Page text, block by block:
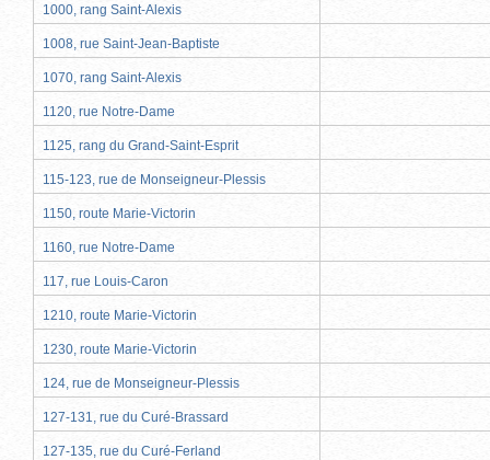
1000, rang Saint-Alexis
1008, rue Saint-Jean-Baptiste
1070, rang Saint-Alexis
1120, rue Notre-Dame
1125, rang du Grand-Saint-Esprit
115-123, rue de Monseigneur-Plessis
1150, route Marie-Victorin
1160, rue Notre-Dame
117, rue Louis-Caron
1210, route Marie-Victorin
1230, route Marie-Victorin
124, rue de Monseigneur-Plessis
127-131, rue du Curé-Brassard
127-135, rue du Curé-Ferland